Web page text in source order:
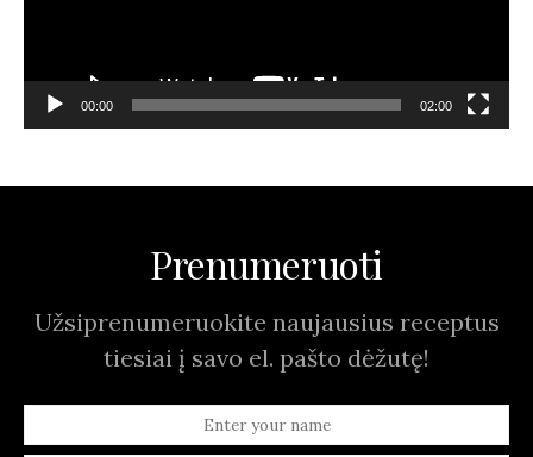
00:00 02:00
Prenumeruoti
Užsiprenumeruokite naujausius receptus
tiesiai į savo el. pašto dėžutę!